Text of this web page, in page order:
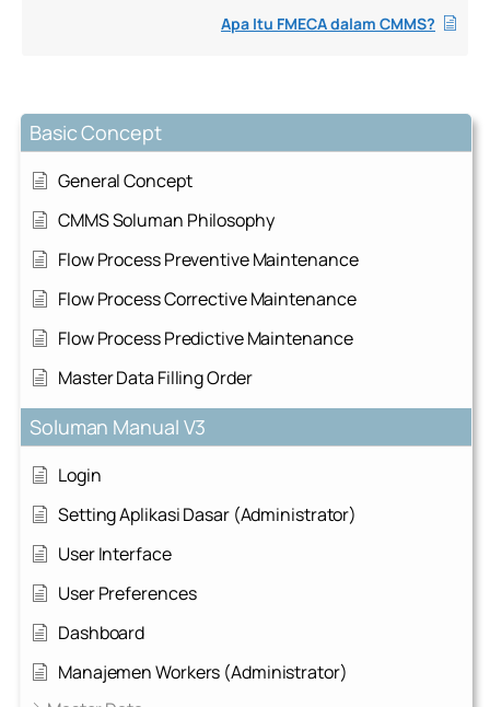
Basic Concept
General Concept
CMMS Soluman Philosophy
Flow Process Preventive Maintenance
Flow Process Corrective Maintenance
Flow Process Predictive Maintenance
Master Data Filling Order
Soluman Manual V3
Login
Setting Aplikasi Dasar (Administrator)
User Interface
User Preferences
Dashboard
Manajemen Workers (Administrator)
Apa Itu FMECA dalam CMMS?